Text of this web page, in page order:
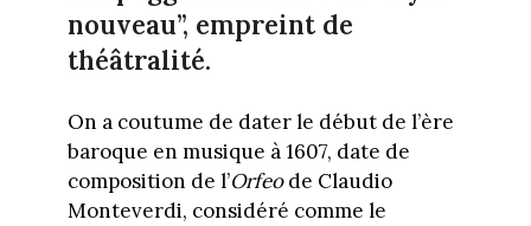
nouveau”, empreint de
théâtralité.
On a coutume de dater le début de l’ère
baroque en musique à 1607, date de
composition de l’Orfeode Claudio
Monteverdi, considéré comme le